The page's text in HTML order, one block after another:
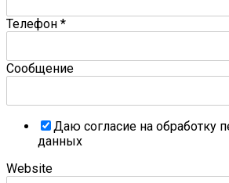
Телефон *
Сообщение
Даю согласие на обработку
данных
Website